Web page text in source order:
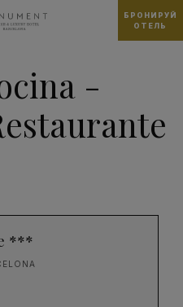
БРОНИРУЙ
ОТЕЛЬ
-
***